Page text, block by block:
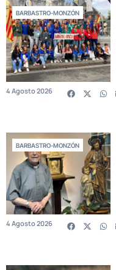
BARBASTRO-MONZÓN
4 Agosto 2026
BARBASTRO-MONZÓN
4 Agosto 2026